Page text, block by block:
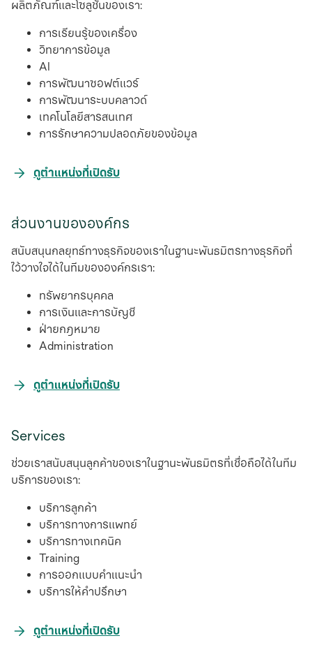
ผลิตภัณฑ์และโซลูชันของเรา:
การเรียนรู้ของเครื่อง
วิทยาการข้อมูล
AI
การพัฒนาซอฟต์แวร์
การพัฒนาระบบคลาวด์
เทคโนโลยีสารสนเทศ
การรักษาความปลอดภัยของข้อมูล
ดูตำแหน่งที่เปิดรับopens
new
ส่วนงานขององค์กร
สนับสนุนกลยุทธ์ทางธุรกิจของเราในฐานะพันธมิตรทางธุรกิจที่
ไว้วางใจได้ในทีมขององค์กรเรา:
ทรัพยากรบุคคล
การเงินและการบัญชี
ฝ่ายกฎหมาย
Administration
ดูตำแหน่งที่เปิดรับopens
Services
ช่วยเราสนับสนุนลูกค้าของเราในฐานะพันธมิตรที่เชื่อถือได้ในทีม
บริการของเรา:
บริการลูกค้า
บริการทางการแพทย์
บริการทางเทคนิค
Training
การออกแบบคําแนะนํา
บริการให้คําปรึกษา
ดูตำแหน่งที่เปิดรับopens